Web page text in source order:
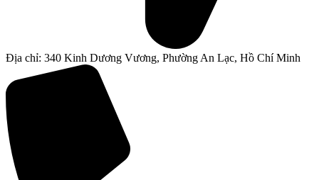
Địa chỉ: 340 Kinh Dương Vương, Phường An Lạc, Hồ Chí Minh